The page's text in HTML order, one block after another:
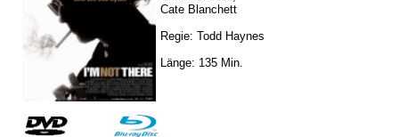
Cate Blanchett
Regie: Todd Haynes
Länge: 135 Min.